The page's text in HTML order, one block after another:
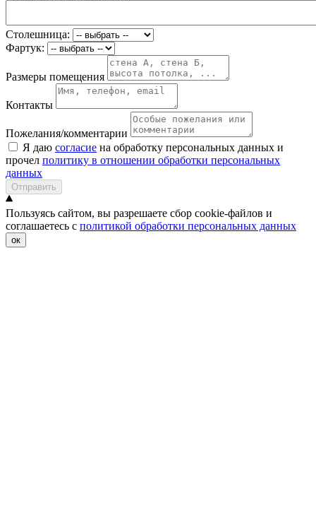
Столешница:
Фартук:
Размеры помещения
Контакты
Пожелания/комментарии
Я даю согласие на обработку персональных данных и
прочел политику в отношении обработки персональных
данных
Отправить
Пользуясь сайтом, вы разрешаете сбор cookie-файлов и
соглашаетесь с политикой обработки персональных данных
ок